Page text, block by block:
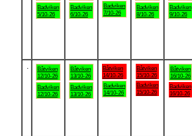
Badviken
5/10-26
Badviken
6/10-26
Badviken
7/10-26
Badviken
8/10-26
Badviken
9/10-26
Båtviken
12/10-26
Badviken
12/10-26
Båtviken
13/10-26
Badviken
13/10-26
Båtviken
14/10-26
Badviken
14/10-26
Båtviken
15/10-26
Badviken
15/10-26
Båtviken
16/10-26
Badviken
16/10-26